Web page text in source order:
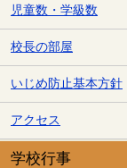
児童数・学級数
校長の部屋
いじめ防止基本方針
アクセス
学校行事